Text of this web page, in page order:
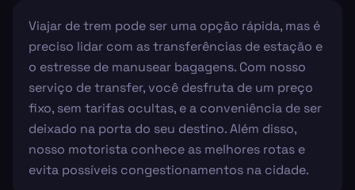
Viajar de trem pode ser uma opção rápida, mas é
preciso lidar com as transferências de estação e
o estresse de manusear bagagens. Com nosso
serviço de transfer, você desfruta de um preço
fixo, sem tarifas ocultas, e a conveniência de ser
deixado na porta do seu destino. Além disso,
nosso motorista conhece as melhores rotas e
evita possíveis congestionamentos na cidade.